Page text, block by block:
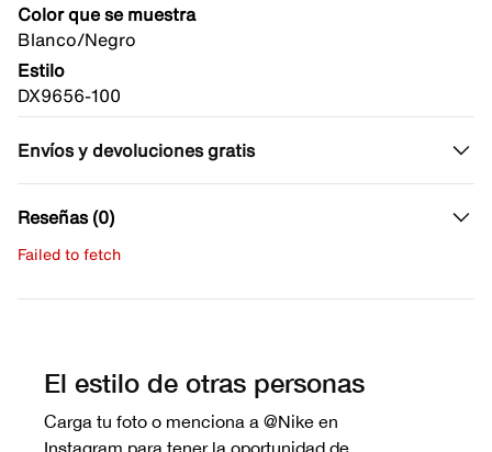
Color que se muestra
Blanco/Negro
Estilo
DX9656-100
Envíos y devoluciones gratis
Reseñas (0)
Failed to fetch